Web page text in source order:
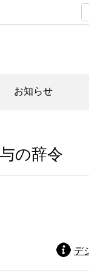
スケジュール
スケジュール
お知らせ
財紹介動画
の辞令
デ